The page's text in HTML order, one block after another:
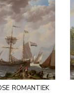
romantiek